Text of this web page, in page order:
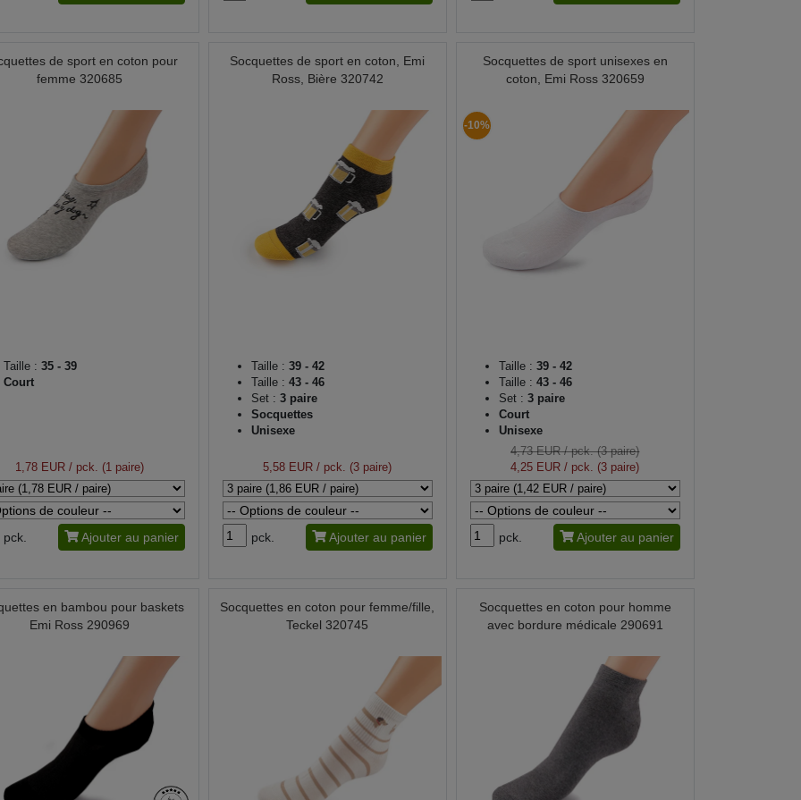
de sport en coton pour
femme 320685
Taille : 35 - 39
Court
1,78 EUR / pck. (1 paire)
pck. Ajouter au panier
Socquettes de sport en coton, Emi
Ross, Bière 320742
Taille : 39 - 42
Taille : 43 - 46
Set : 3 paire
Socquettes
Unisexe
5,58 EUR / pck. (3 paire)
pck. Ajouter au panier
Socquettes de sport unisexes en
coton, Emi Ross 320659
-10%
Taille : 39 - 42
Taille : 43 - 46
Set : 3 paire
Court
Unisexe
4,73 EUR/ pck. (3 paire)
4,25 EUR / pck. (3 paire)
pck. Ajouter au panier
en bambou pour baskets
Emi Ross 290969
Socquettes en coton pour femme/fille,
Teckel 320745
Socquettes en coton pour homme
avec bordure médicale 290691